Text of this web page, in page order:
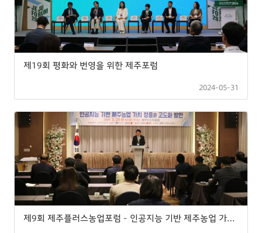
제19회 평화와 번영을 위한 제주포럼
2024-05-31
제9회 제주플러스농업포럼 - 인공지능 기반 제주농업 가치 창출과 고도화 방안